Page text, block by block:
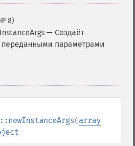
8)
— Создаёт
переданными параметрами
(array